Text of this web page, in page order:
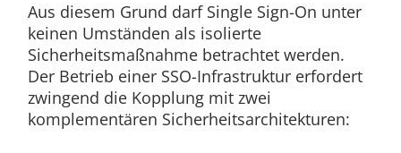
Aus diesem Grund darf Single Sign-On unter
keinen Umständen als isolierte
Sicherheitsmaßnahme betrachtet werden.
Der Betrieb einer SSO-Infrastruktur erfordert
zwingend die Kopplung mit zwei
komplementären Sicherheitsarchitekturen: